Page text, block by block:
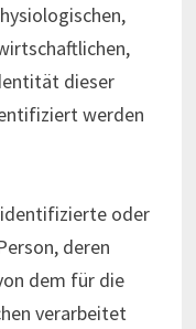
dieser
werden
oder
deren
dem für die
verarbeitet